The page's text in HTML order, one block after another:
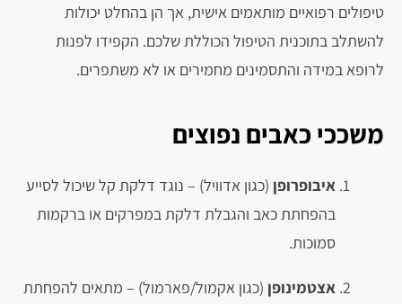
טיפולים רפואיים מותאמים אישית, אך הן בהחלט יכולות
להשתלב בתוכנית הטיפול הכוללת שלכם. הקפידו לפנות
לרופא במידה והתסמינים מחמירים או לא משתפרים.
משככי כאבים נפוצים
איבופרופן (כגון אדוויל) – נוגד דלקת קל שיכול לסייע
בהפחתת כאב והגבלת דלקת במפרקים או ברקמות
סמוכות.
אצטמינופן (כגון אקמול/פארמול) – מתאים להפחתת